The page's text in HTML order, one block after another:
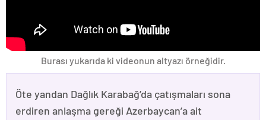
Burası yukarıda ki videonun altyazı örneğidir.
Öte yandan Dağlık Karabağ’da çatışmaları sona
erdiren anlaşma gereği Azerbaycan’a ait